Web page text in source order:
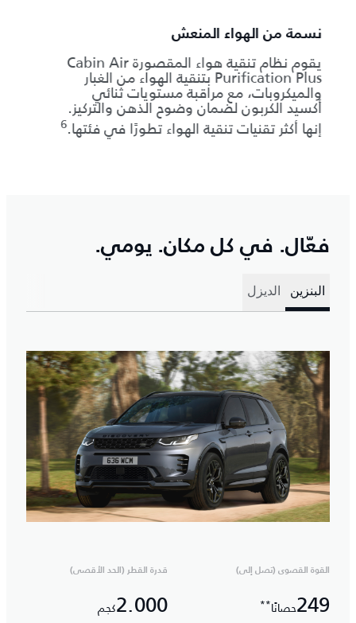
نسمة من الهواء المنعش
يقوم نظام تنقية هواء المقصورة Cabin Air
Purification Plus بتنقية الهواء من الغبار
والميكروبات، مع مراقبة مستويات ثنائي
أكسيد الكربون لضمان وضوح الذهن والتركيز.
إنها أكثر تقنيات تنقية الهواء تطورًا في فئتها.6
فعّال. في كل مكان. يومي.
البنزين الديزل
القوة القصوى (تصل إلى)
249حصانًا**
قدرة القطر (الحد الأقصى)
2.000كجم